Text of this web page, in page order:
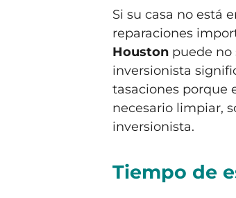
Si su casa no está
reparaciones
Houston puede no
inversionista
tasaciones porque
necesario limpiar,
inversionista.
Tiempo de